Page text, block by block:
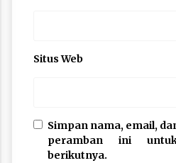
Situs Web
Simpan nama, email,
peramban ini
berikutnya.